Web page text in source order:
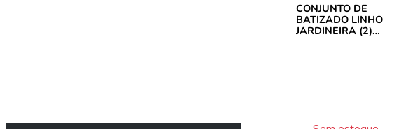
CONJUNTO DE
BATIZADO LINHO
JARDINEIRA (2)